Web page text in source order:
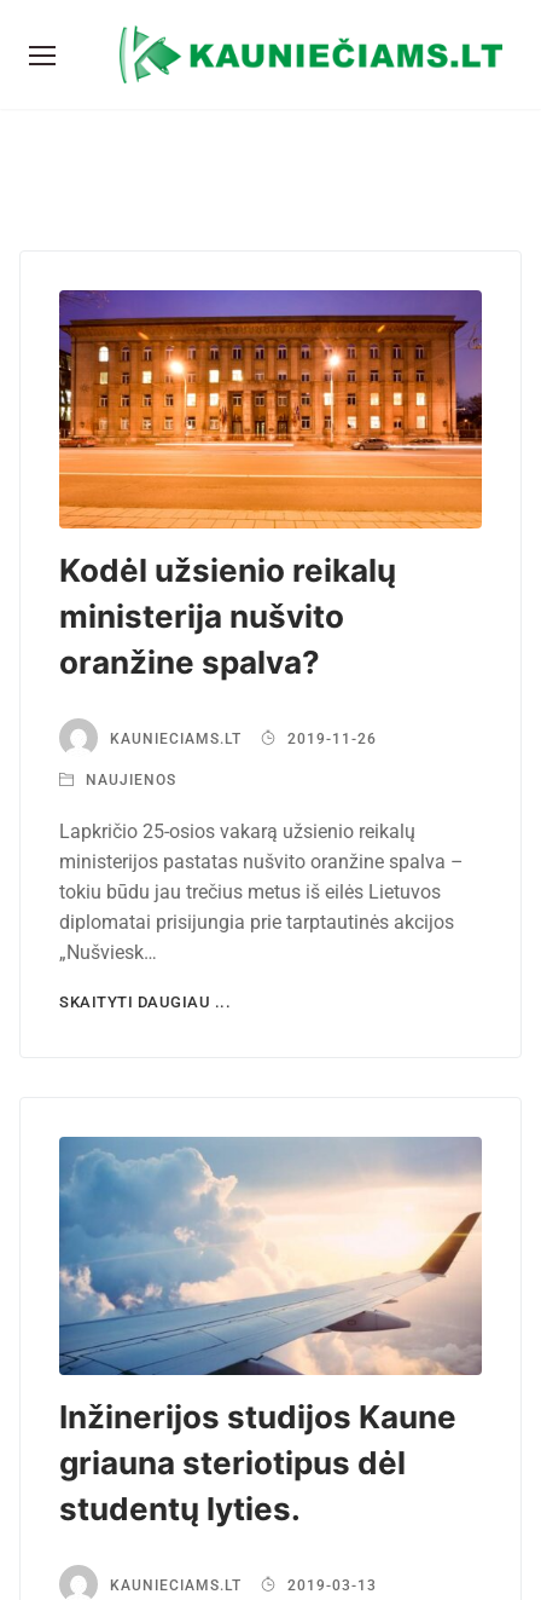
Kodėl užsienio reikalų
ministerija nušvito
oranžine spalva?
KAUNIECIAMS.LT 2019-11-26
NAUJIENOS
Lapkričio 25-osios vakarą užsienio reikalų
ministerijos pastatas nušvito oranžine spalva –
tokiu būdu jau trečius metus iš eilės Lietuvos
diplomatai prisijungia prie tarptautinės akcijos
„Nušviesk…
SKAITYTI DAUGIAU ...
Inžinerijos studijos Kaune
griauna steriotipus dėl
studentų lyties.
KAUNIECIAMS.LT 2019-03-13